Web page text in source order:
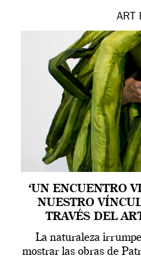
ART
‘UN ENCUENTRO
NUESTRO
TRAVÉS DEL
La naturaleza
mostrar las obras de